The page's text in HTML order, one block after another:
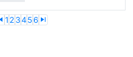
Previous
1 2 3 45 6